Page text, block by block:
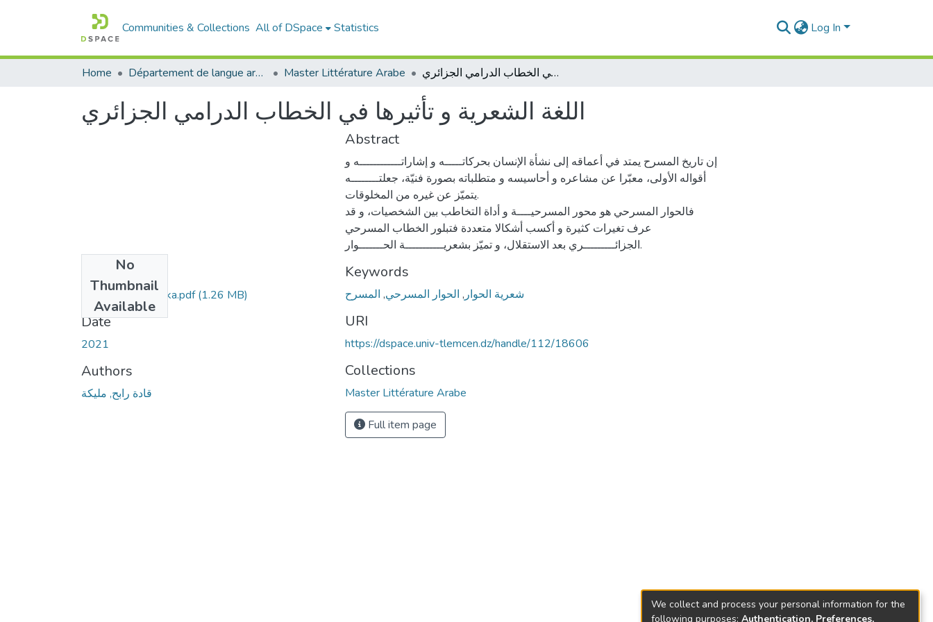
Communities & Collections All of DSpace Statistics Log In
Home Département de langue arabe Master Littérature Arabe اللغة الشعرية و تأثيرها في الخطاب الدرامي الجزائري
اللغة الشعرية و تأثيرها في الخطاب الدرامي الجزائري
No
Thumbnail
Available
Kada-Rabah-Malika.pdf(1.26 MB)
Date
2021
Authors
قادة رابح, مليكة
Abstract
إن تاريخ المسرح يمتد في أعماقه إلى نشأة الإنسان بحركاتـــــه و إشاراتــــــــــــه و
أقواله الأولى، معبّرا عن مشاعره و أحاسيسه و متطلباته بصورة فنيّة، جعلتــــــــه
يتميّز عن غيره من المخلوقات.
فالحوار المسرحي هو محور المسرحيــــة و أداة التخاطب بين الشخصيات، و قد
عرف تغيرات كثيرة و أكسب أشكالا متعددة فتبلور الخطاب المسرحي
الجزائـــــــــري بعد الاستقلال، و تميّز بشعريـــــــــــة الحـــــــوار.
Keywords
شعرية الحوار , الحوار المسرحي, المسرح
URI
https://dspace.univ-tlemcen.dz/handle/112/18606
Collections
Master Littérature Arabe
Full item page
We collect and process your personal information for the
following purposes: Authentication, Preferences,